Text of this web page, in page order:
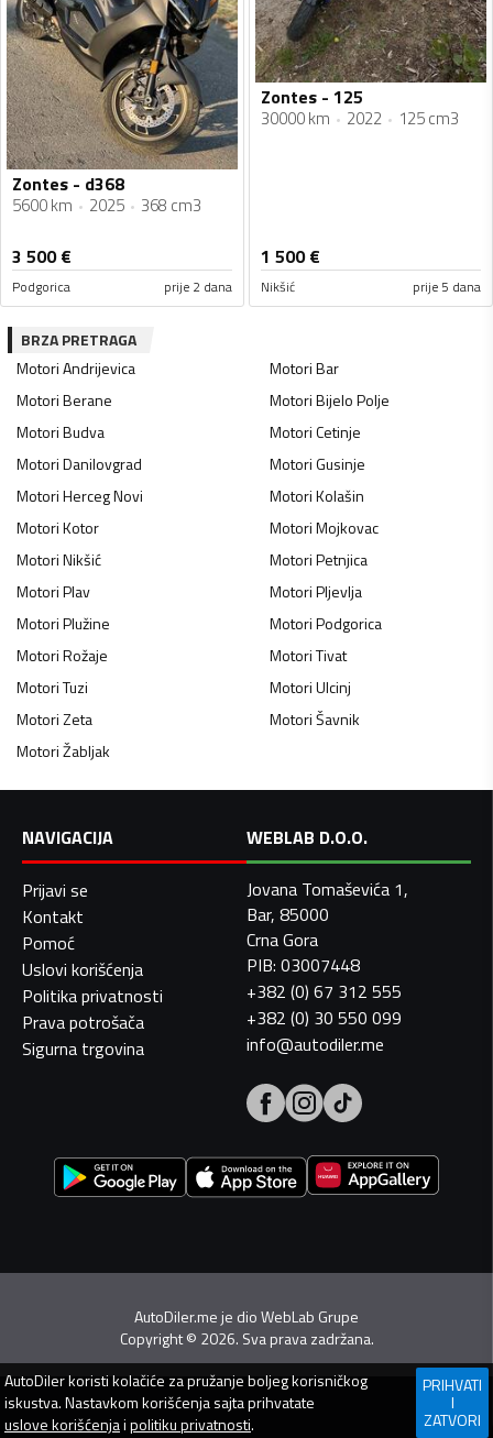
Zontes - d368
5600 km 2025 368 cm3
3 500€
Podgorica prije 2 dana
Zontes - 125
30000 km 2022 125 cm3
1 500€
Nikšić prije 5 dana
BRZA PRETRAGA
MotoriAndrijevica MotoriBar
MotoriBerane MotoriBijelo Polje
MotoriBudva MotoriCetinje
MotoriDanilovgrad MotoriGusinje
MotoriHerceg Novi MotoriKolašin
MotoriKotor MotoriMojkovac
MotoriNikšić MotoriPetnjica
MotoriPlav MotoriPljevlja
MotoriPlužine MotoriPodgorica
MotoriRožaje MotoriTivat
MotoriTuzi MotoriUlcinj
MotoriZeta MotoriŠavnik
MotoriŽabljak
NAVIGACIJA
Prijavi se
Kontakt
Pomoć
Uslovi korišćenja
Politika privatnosti
Prava potrošača
Sigurna trgovina
WEBLAB D.O.O.
Jovana Tomaševića 1,
Bar, 85000
Crna Gora
PIB: 03007448
+382 (0) 67 312 555
+382 (0) 30 550 099
info@autodiler.me
AutoDiler.me je dioWebLab Grupe
Copyright© 2026. Sva prava zadržana.
AutoDilerkoristi kolačiće za pružanje boljeg korisničkog
iskustva. Nastavkom korišćenja sajta prihvatate
uslove korišćenjaipolitiku privatnosti.
PRIHVATI
I
ZATVORI